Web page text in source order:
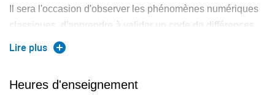
Il sera l'occasion d'observer les phénomènes numériques
classiques, d'apprendre à valider un code de différences
finies, ainsi que de rédiger un compte-rendu.
Lire plus
Heures d'enseignement